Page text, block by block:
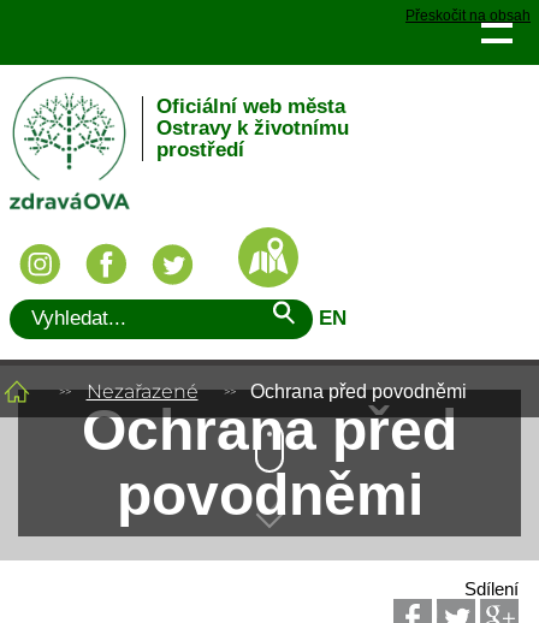
Přeskočit na obsah
Oficiální web města
Ostravy k životnímu
prostředí
EN
Nezařazené Ochrana před povodněmi
Ochrana před
povodněmi
Sdílení